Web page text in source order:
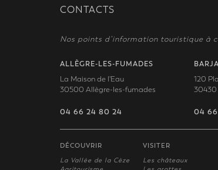
CONTACTS
Nos points d’information touristique à
ALLÈGRE-LES-FUMADES
La Maison de l'Eau
30500 Allègre-les-fumades
04 66 24 80 24
120
30430
04
DÉCOUVRIR
La Vallée de la Cèze
VISITER
Les châteaux